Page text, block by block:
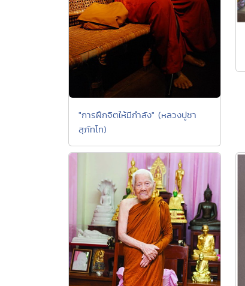
"การฝึกจิตให้มีกำลัง" (หลวงปูชา
สุภัทโท)